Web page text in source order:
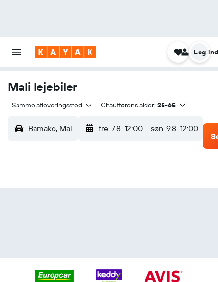
Log
Mali lejebiler
Samme afleveringssted Chaufførens alder: 25-65
Bamako, Mali fre. 7.8 12:00 - søn. 9.8 12:00